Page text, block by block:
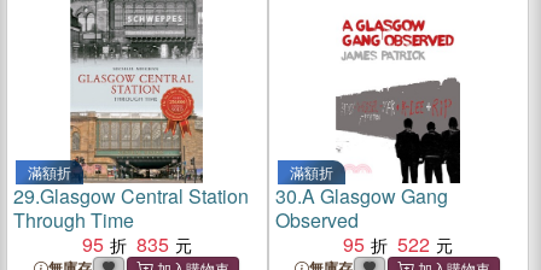
滿額折
29.Glasgow Central Station
Through Time
95
835
滿額折
30.A Glasgow Gang
Observed
95
522